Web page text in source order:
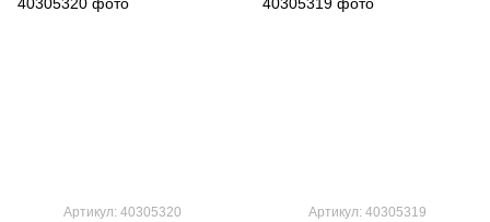
Артикул: 40305320 Артикул: 40305319